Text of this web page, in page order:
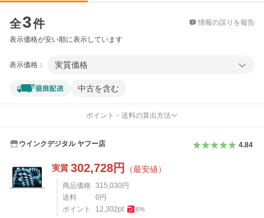
全3件 情報の誤りを報告
表示価格が安い順に表示しています
表示価格： 実質価格
中古を含む
ポイント・送料の算出方法
ウインクデジタル ヤフー店 4.84
実質 302,728円 （最安値）
商品価格 315,030 円
送料
0 円
ポイント
12,302pt 6%